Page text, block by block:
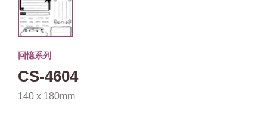
回憶系列
CS-4604
140 x 180mm